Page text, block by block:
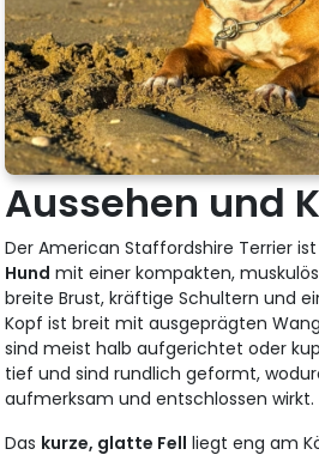
Aussehen und
Der American Staffordshire Terrier
Hund mit einer kompakten,
breite Brust, kräftige Schultern und
Kopf ist breit mit ausgeprägten
sind meist halb aufgerichtet oder
tief und sind rundlich geformt,
aufmerksam und entschlossen wirkt.
Das kurze, glatte Fell liegt eng am